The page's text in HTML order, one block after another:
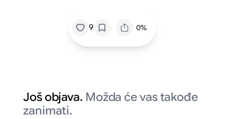
9 / 0%
Još objava. Možda će vas takođe
zanimati.